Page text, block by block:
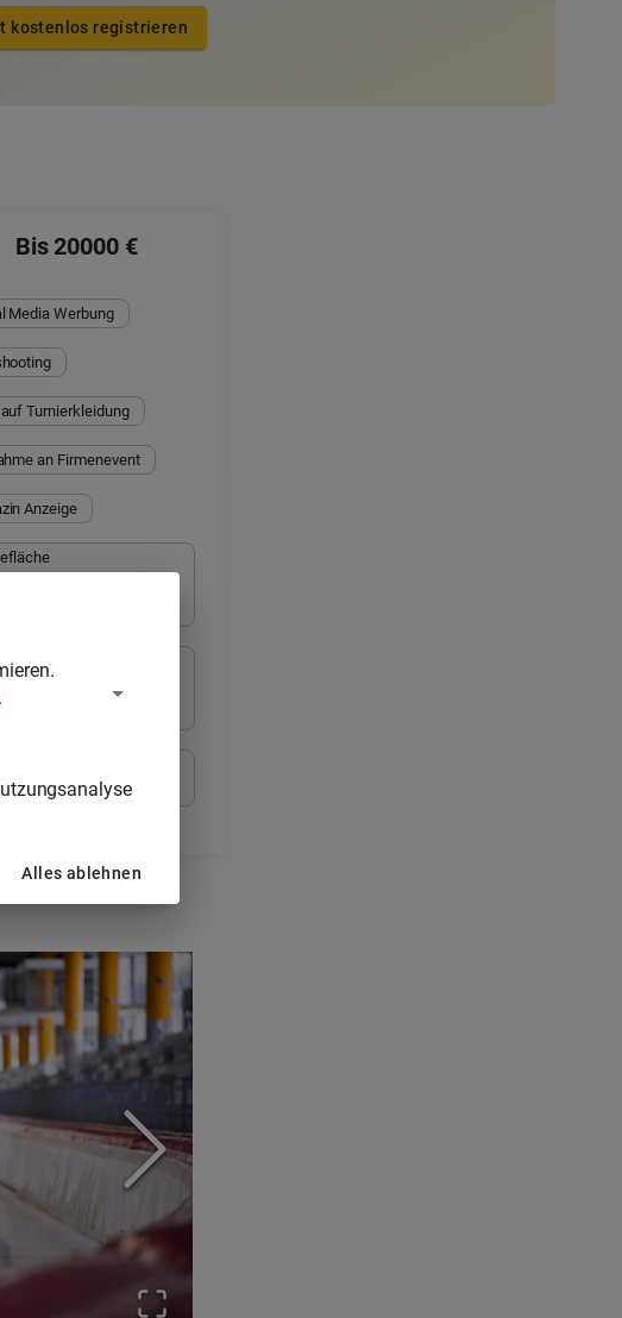
kostenlos registrieren
Bis 20000 €
Media Werbung
Turnierkleidung
an Firmenevent
Anzeige
Brust
Kopflogo
.
Alles ablehnen